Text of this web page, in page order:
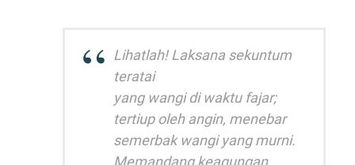
Lihatlah! Laksana sekuntum
teratai
yang wangi di waktu fajar;
tertiup oleh angin, menebar
semerbak wangi yang murni.
Memandang keagungan